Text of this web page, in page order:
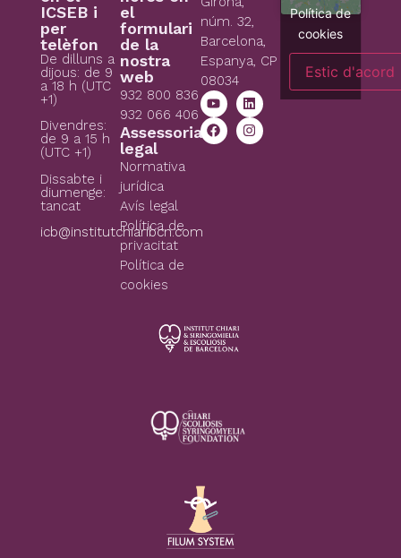
ICSEB i
per
telèfon
De dilluns a
dijous: de 9
a 18 h (UTC
+1)
Divendres:
de 9 a 15 h
(UTC +1)
Dissabte i
diumenge:
tancat
icb@institutchiaribcn.com
el
formulari
de la
nostra
web
932 800 836
932 066 406
Assessoria
legal
Normativa
jurídica
Avís legal
Política de
privacitat
Política de
cookies
núm. 32,
Barcelona,
Espanya, CP
08034
Política de
cookies
Estic d'acord